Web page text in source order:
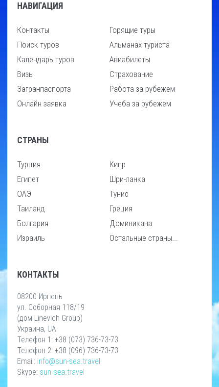
НАВИГАЦИЯ
Контакты
Поиск туров
Календарь туров
Визы
Загранпаспорта
Онлайн заявка
Горящие туры
Альманах туриста
Авиабилеты
Страхование
Работа за рубежем
Учеба за рубежем
СТРАНЫ
Турция
Египет
ОАЭ
Таиланд
Болгария
Израиль
Кипр
Шри-ланка
Тунис
Греция
Доминикана
Остальные страны...
КОНТАКТЫ
08200 Ирпень
ул. Соборная 118/19
(дом Linevich Group)
Украина, UA
Телефон 1: +38 (073) 736-73-73
Телефон 2: +38 (096) 736-73-73
Email: info@sun-sea.travel
Skype: sun-sea.travel